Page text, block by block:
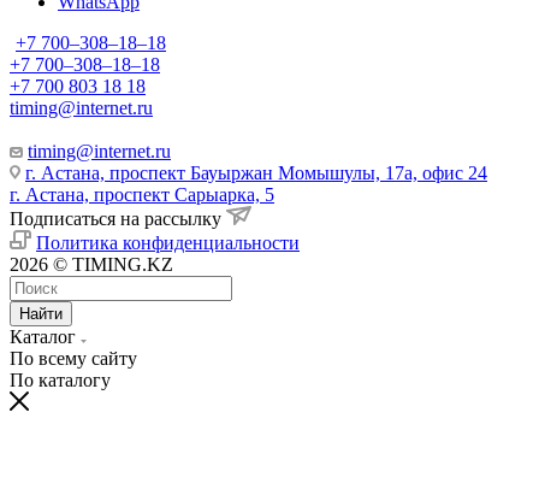
+7 700‒308‒18‒18
+7 700‒308‒18‒18
+7 700 803 18 18
timing@internet.ru
timing@internet.ru
г. Астана, проспект Бауыржан Момышулы, 17а, офис 24
г. Астана, проспект Сарыарка, 5
Подписаться на рассылку
Политика конфиденциальности
2026 © TIMING.KZ
Найти
Каталог
По всему сайту
По каталогу